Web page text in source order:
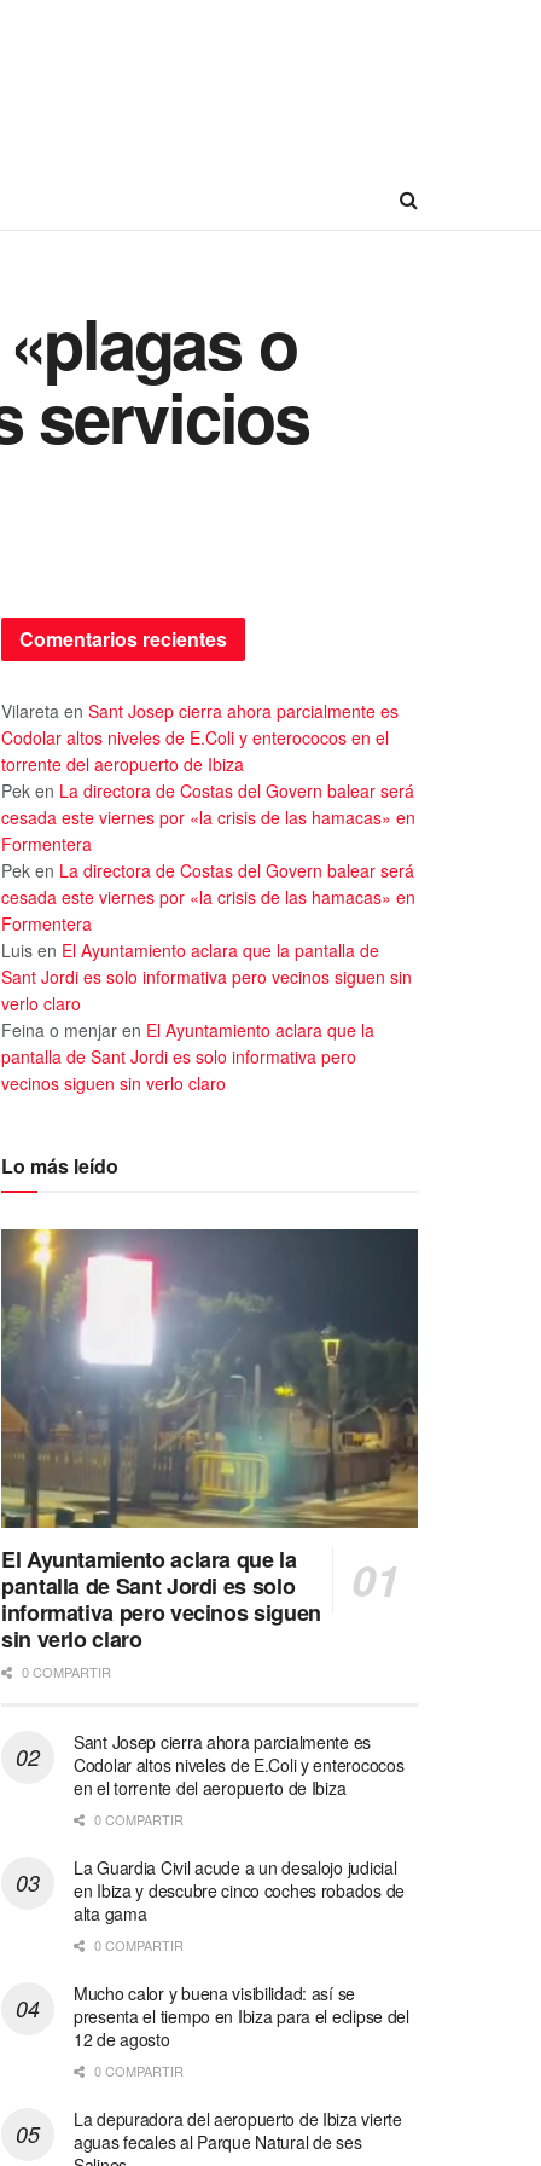
o
servicios
Comentarios recientes
Vilareta en Sant Josep cierra ahora parcialmente es
Codolar altos niveles de E.Coli y enterococos en el
torrente del aeropuerto de Ibiza
Pek en La directora de Costas del Govern balear será
cesada este viernes por «la crisis de las hamacas» en
Formentera
Pek en La directora de Costas del Govern balear será
cesada este viernes por «la crisis de las hamacas» en
Formentera
Luis en El Ayuntamiento aclara que la pantalla de
Sant Jordi es solo informativa pero vecinos siguen sin
verlo claro
Feina o menjar en El Ayuntamiento aclara que la
pantalla de Sant Jordi es solo informativa pero
vecinos siguen sin verlo claro
Lo más leído
El Ayuntamiento aclara que la
pantalla de Sant Jordi es solo
informativa pero vecinos siguen
sin verlo claro
0 COMPARTIR
Sant Josep cierra ahora parcialmente es
Codolar altos niveles de E.Coli y enterococos
en el torrente del aeropuerto de Ibiza
0 COMPARTIR
La Guardia Civil acude a un desalojo judicial
en Ibiza y descubre cinco coches robados de
alta gama
0 COMPARTIR
Mucho calor y buena visibilidad: así se
presenta el tiempo en Ibiza para el eclipse del
12 de agosto
0 COMPARTIR
La depuradora del aeropuerto de Ibiza vierte
aguas fecales al Parque Natural de ses